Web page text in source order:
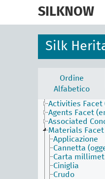
SILKNOW
Silk
Ordine
Alfabetico
Activities Facet
Agents Facet
Associated
Materials Facet
Applicazione
Cannetta
Carta
Ciniglia
Crudo